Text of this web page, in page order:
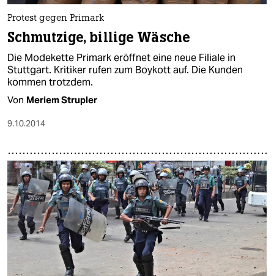
Protest gegen Primark
Schmutzige, billige Wäsche
Die Modekette Primark eröffnet eine neue Filiale in
Stuttgart. Kritiker rufen zum Boykott auf. Die Kunden
kommen trotzdem.
Von Meriem Strupler
9.10.2014